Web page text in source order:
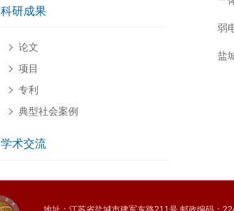
科研成果
论文
项目
专利
典型社会案例
学术交流
弱
盐